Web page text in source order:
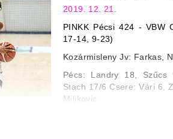
2019. 12. 21.
PINKK Pécsi 424 - VBW
17-14, 9-23)
Kozármisleny Jv: Farkas,
Pécs: Landry 18, Szűcs
Stach 17/6 Csere: Vári 6,
Miljkovic